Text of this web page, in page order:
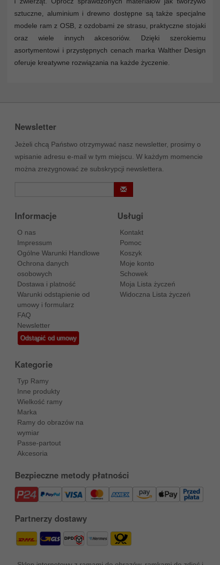
sztuczne, aluminium i drewno dostępne są także specjalne
modele ram z OSB, z ozdobami ze strasu, praktyczne stojaki
oraz wiele innych akcesoriów. Dzięki szerokiemu
asortymentowi i przystępnych cenach marka Walther Design
oferuje kreatywne rozwiązania na każde życzenie.
Newsletter
Jeżeli chcą Państwo otrzymywać nasz newsletter, prosimy o
wpisanie adresu e-mail w tym miejscu. W każdym momencie
można zrezygnować ze subskrypcji newslettera.
Informacje
O nas
Impressum
Ogólne Warunki Handlowe
Ochrona danych
osobowych
Dostawa i platność
Warunki odstąpienie od
umowy i formularz
FAQ
Newsletter
Odstąpić od umowy
Usługi
Kontakt
Pomoc
Koszyk
Moje konto
Schowek
Moja Lista życzeń
Widoczna Lista życzeń
Kategorie
Typ Ramy
Inne produkty
Wielkość ramy
Marka
Ramy do obrazów na
wymiar
Passe-partout
Akcesoria
Bezpieczne metody płatności
Partnerzy dostawy